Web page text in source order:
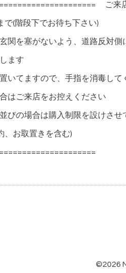
ご
で(階段下でお待ち下さい)
関を塞がないよう、道路反対側
ます
いてますので、手指を消毒して
はご来店をお控えください
びの場合は購入制限を設けさせ
、お取置きを含む)
©2026